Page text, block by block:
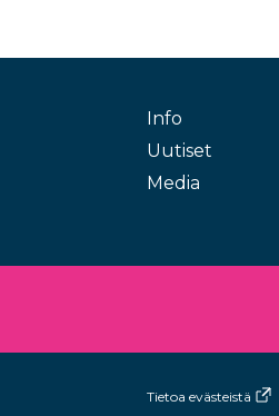
Info
Uutiset
Media
Tietoa evästeistä